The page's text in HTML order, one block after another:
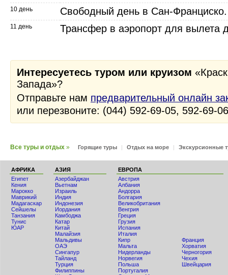
10 день Свободный день в Сан-Франциско.
11 день Трансфер в аэропорт для вылета
Интересуетесь туром или круизом
Запада»?
Отправьте нам предварительный онлайн
или перезвоните: (044) 592-69-05, 592-69-06
Все туры и отдых » Горящие туры | Отдых на море | Экскурсионные
АФРИКА
Египет
Кения
Мaрокко
Маврикий
Мадагаскар
Сейшелы
Танзания
Тунис
ЮАР
АЗИЯ
Азербайджан
Вьетнам
Израиль
Индия
Индонезия
Иордания
Камбоджа
Катар
Китай
Малайзия
Мальдивы
ОАЭ
Сингапур
Тайланд
Турция
Филиппины
ЕВРОПА
Австрия
Албания
Андорра
Болгария
Великобритания
Венгрия
Греция
Грузия
Испания
Италия
Кипр
Мальта
Нидерланды
Норвегия
Польша
Португалия
Франция
Хорватия
Черногория
Чехия
Швейцария